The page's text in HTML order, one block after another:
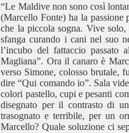
“Le Maldive non sono così
(Marcello Fonte) ha la
che la piccola sogna. Vive
sfanga curando i cani nel suo
l’incubo del fattaccio passato
Magliana”. Ora il canaro è
verso Simone, colosso brutale,
dire “Qui comando io”. Sala
colori pastello, cupi e pesanti
disegnato per il contrasto di
trasognato e terribile, per un
Marcello? Quale soluzione ci